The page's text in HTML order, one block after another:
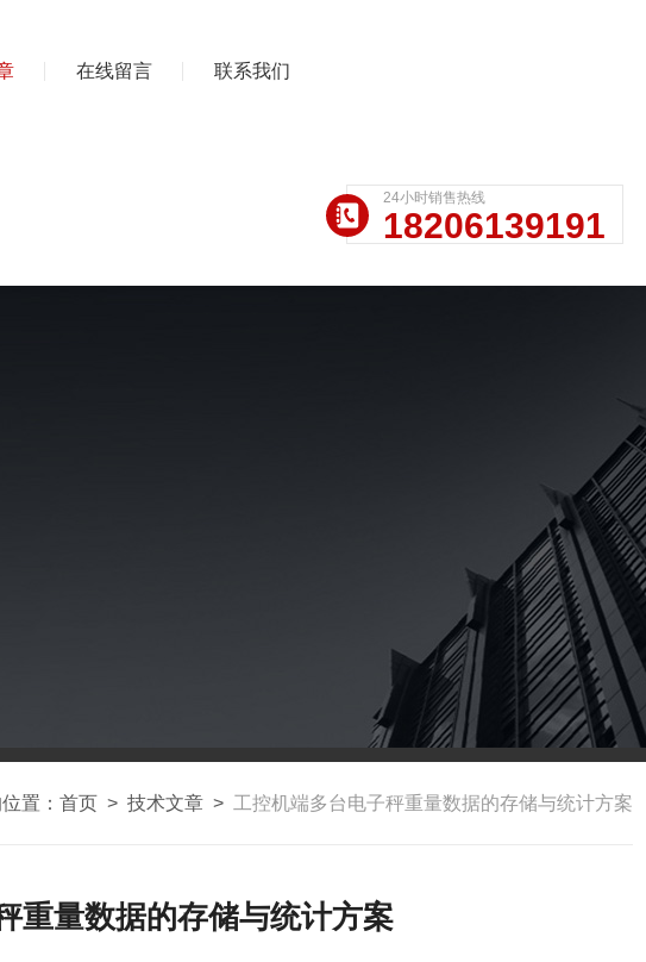
在线留言 联系我们
24小时销售热线
18206139191
置： 首页 > 技术文章 > 工控机端多台电子秤重量数据的存储与统计方案
重量数据的存储与统计方案